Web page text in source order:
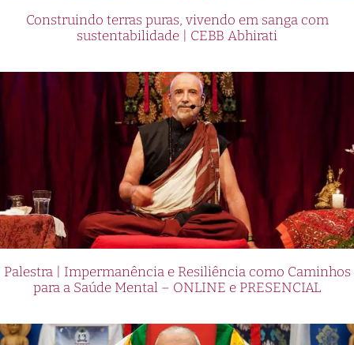
Construindo terras puras, vivendo em sanga com
sustentabilidade | CEBB Abhirati
Palestra | Impermanência e Resiliência como Caminhos
para a Saúde Mental – ONLINE e PRESENCIAL